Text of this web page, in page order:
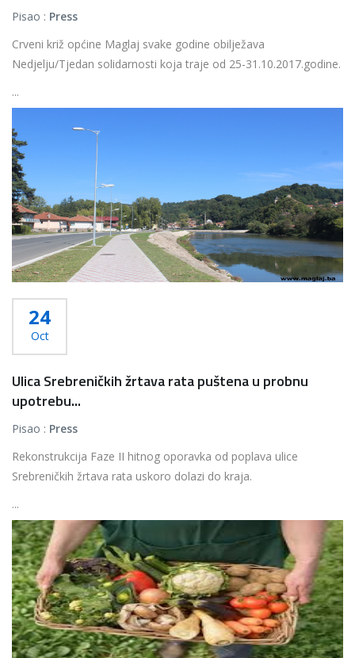
Pisao : Press
Crveni križ općine Maglaj svake godine obilježava
Nedjelju/Tjedan solidarnosti koja traje od 25-31.10.2017.godine.
...
24
Oct
Ulica Srebreničkih žrtava rata puštena u probnu
upotrebu...
Pisao : Press
Rekonstrukcija Faze II hitnog oporavka od poplava ulice
Srebreničkih žrtava rata uskoro dolazi do kraja.
...
Više...